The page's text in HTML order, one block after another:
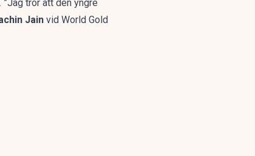
tror att den yngre
Jain vid World Gold